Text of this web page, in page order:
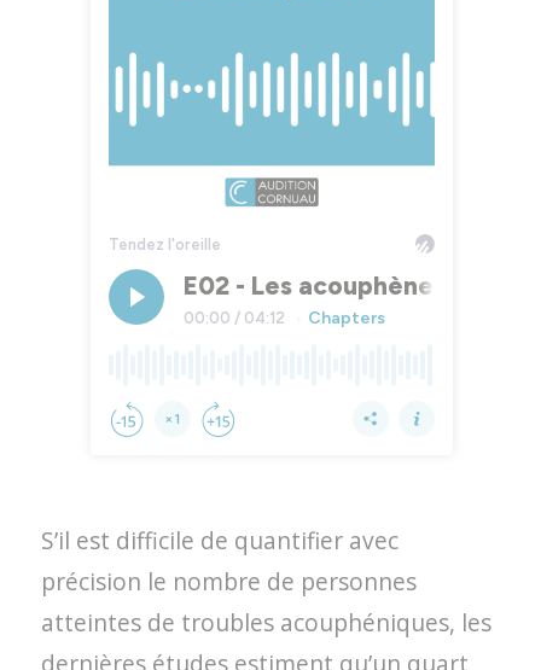
S’il est difficile de quantifier avec
précision le nombre de personnes
atteintes de troubles acouphéniques, les
dernières études estiment qu’un quart